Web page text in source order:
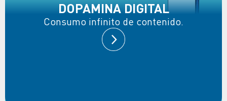
DOPAMINA DIGITAL
Consumo infinito de contenido.